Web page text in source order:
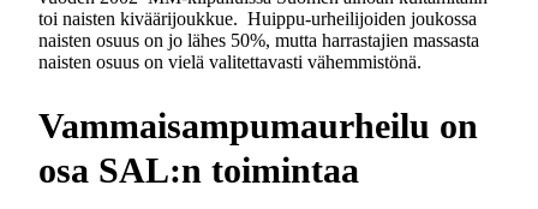
toi naisten kiväärijoukkue. Huippu-urheilijoiden joukossa
naisten osuus on jo lähes 50%, mutta harrastajien massasta
naisten osuus on vielä valitettavasti vähemmistönä.
Vammaisampumaurheilu on
osa SAL:n toimintaa